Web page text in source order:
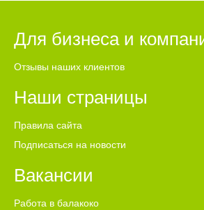
Для бизнеса и
Отзывы наших клиентов
Наши страницы
Правила сайта
Подписаться на новости
Вакансии
Работа в балакоко